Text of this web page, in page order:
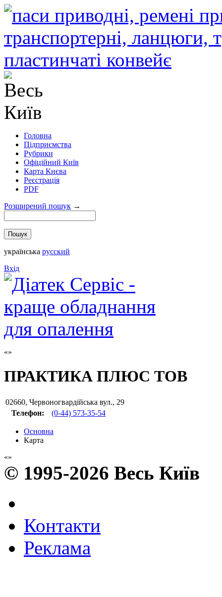
Головна
Підприємства
Рубрики
Офіційний Київ
Карта Києва
Реєстрація
PDF
Розширений пошук →
українська русский
Вхід
ПРАКТИКА ПЛЮС ТОВ
02660, Червоногвардійська вул., 29
Телефон:
(0-44) 573-35-54
Основна
Карта
© 1995-2026 Весь Київ
Контакти
Реклама